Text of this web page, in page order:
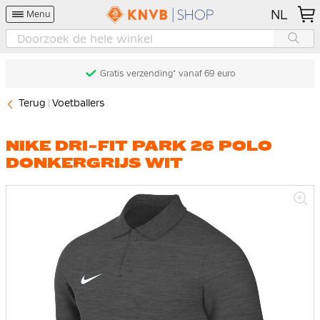
Menu NL
Gratis verzending* vanaf 69 euro
Terug Voetballers
NIKE DRI-FIT PARK 26 POLO
DONKERGRIJS WIT